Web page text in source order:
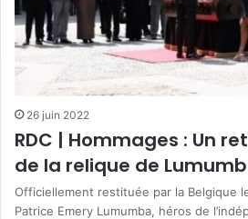
26 juin 2022
RDC | Hommages : Un
de la relique de
Officiellement restituée par la Belgique
Patrice Emery Lumumba, héros de